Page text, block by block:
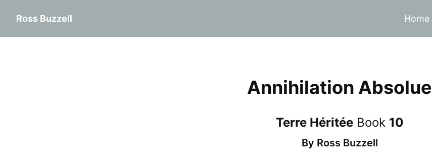
Ross Buzzell Home
Annihilation Absolue
Terre HéritéeBook 10
By Ross Buzzell